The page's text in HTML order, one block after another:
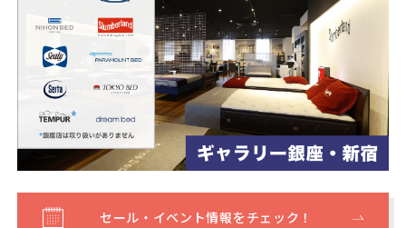
セール・イベント情報をチェック！